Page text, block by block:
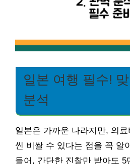
일본 여행 필수!
분석
일본은 가까운 나라지만, 의
씬 비쌀 수 있다는 점을 꼭 알
들어, 간단한 진찰만 받아도 5